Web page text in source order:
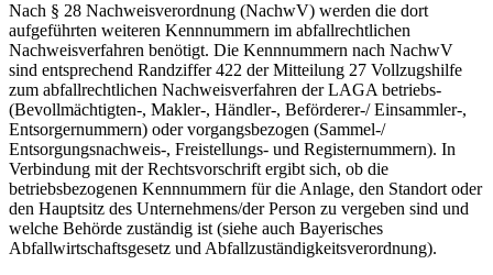
Nach § 28 Nachweisverordnung (NachwV) werden die dort
aufgeführten weiteren Kennnummern im abfallrechtlichen
Nachweisverfahren benötigt. Die Kennnummern nach NachwV
sind entsprechend Randziffer 422 der Mitteilung 27 Vollzugshilfe
zum abfallrechtlichen Nachweisverfahren der LAGA betriebs-
(Bevollmächtigten-, Makler-, Händler-, Beförderer-/ Einsammler-,
Entsorgernummern) oder vorgangsbezogen (Sammel-/
Entsorgungsnachweis-, Freistellungs- und Registernummern). In
Verbindung mit der Rechtsvorschrift ergibt sich, ob die
betriebsbezogenen Kennnummern für die Anlage, den Standort oder
den Hauptsitz des Unternehmens/der Person zu vergeben sind und
welche Behörde zuständig ist (siehe auch Bayerisches
Abfallwirtschaftsgesetz und Abfallzuständigkeitsverordnung).